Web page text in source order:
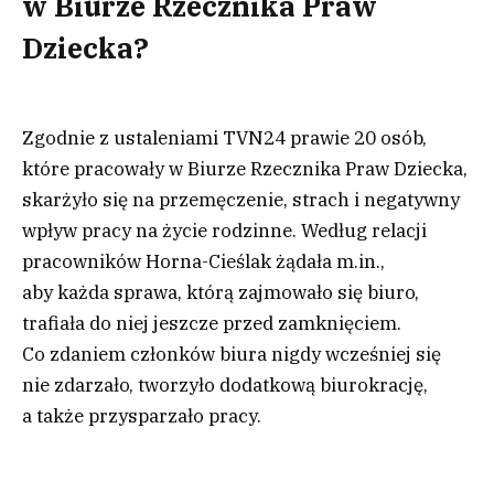
Dziecka?
Zgodnie z ustaleniami TVN24 prawie 20 osób,
które pracowały w Biurze Rzecznika Praw Dziecka,
skarżyło się na przemęczenie, strach i negatywny
wpływ pracy na życie rodzinne. Według relacji
pracowników Horna-Cieślak żądała m.in.,
aby każda sprawa, którą zajmowało się biuro,
trafiała do niej jeszcze przed zamknięciem.
Co zdaniem członków biura nigdy wcześniej się
nie zdarzało, tworzyło dodatkową biurokrację,
a także przysparzało pracy.